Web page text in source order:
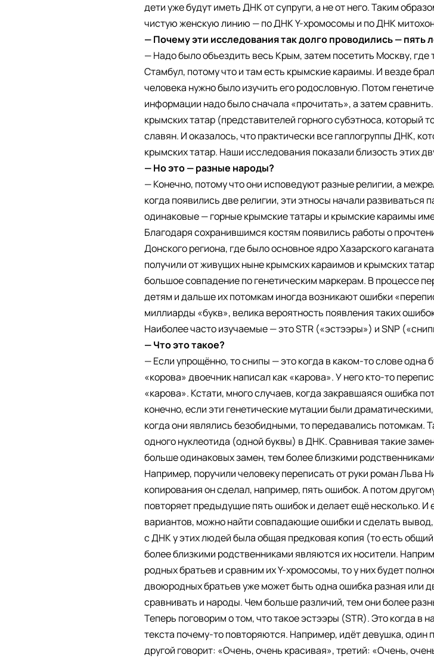
дети уже будут иметь ДНК от супруги, а не от него. Таким
чистую женскую линию — по ДНК Y-хромосомы и по ДНК
— Почему эти исследования так долго проводились — пять
— Надо было объездить весь Крым, затем посетить Москву,
Стамбул, потому что и там есть крымские караимы. И везде
человека нужно было изучить его родословную. Потом
информации надо было сначала «прочитать», а затем
крымских татар (представителей горного субэтноса,
славян. И оказалось, что практически все гаплогруппы ДНК,
крымских татар. Наши исследования показали близость этих
— Но это — разные народы?
— Конечно, потому что они исповедуют разные религии, а
когда появились две религии, эти этносы начали развиваться
одинаковые — горные крымские татары и крымские караимы
Благодаря сохранившимся костям появились работы о
Донского региона, где было основное ядро Хазарского
получили от живущих ныне крымских караимов и крымских
большое совпадение по генетическим маркерам. В процессе
детям и дальше их потомкам иногда возникают ошибки
миллиарды «букв», велика вероятность появления таких
Наиболее часто изучаемые — это STR («эстээры») и SNP
— Что это такое?
— Если упрощённо, то снипы — это когда в каком-то слове
«корова» двоечник написал как «карова». У него кто-то
«карова». Кстати, много случаев, когда закравшаяся ошибка
конечно, если эти генетические мутации были
когда они являлись безобидными, то передавались потомкам.
одного нуклеотида (одной буквы) в ДНК. Сравнивая такие
больше одинаковых замен, тем более близкими
Например, поручили человеку переписать от руки роман Льва
копирования он сделал, например, пять ошибок. А потом
повторяет предыдущие пять ошибок и делает ещё несколько. И
вариантов, можно найти совпадающие ошибки и сделать
с ДНК у этих людей была общая предковая копия (то есть
более близкими родственниками являются их носители.
родных братьев и сравним их Y-хромосомы, то у них будет
двоюродных братьев уже может быть одна ошибка разная или
сравнивать и народы. Чем больше различий, тем они более
Теперь поговорим о том, что такое эстээры (STR). Это когда
текста почему-то повторяются. Например, идёт девушка, один
другой говорит: «Очень, очень красивая», третий: «Очень,